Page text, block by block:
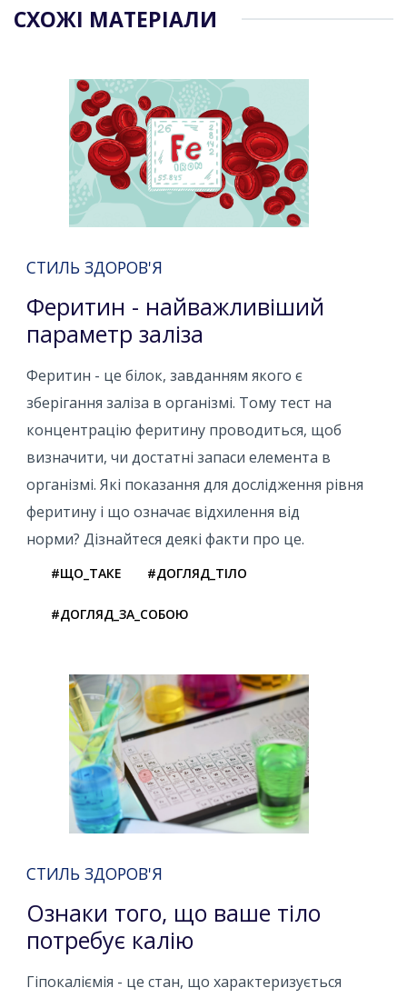
СХОЖІ МАТЕРІАЛИ
СТИЛЬ ЗДОРОВ'Я
Феритин - найважливіший
параметр заліза
Феритин - це білок, завданням якого є
зберігання заліза в організмі. Тому тест на
концентрацію феритину проводиться, щоб
визначити, чи достатні запаси елемента в
організмі. Які показання для дослідження рівня
феритину і що означає відхилення від
норми? Дізнайтеся деякі факти про це.
#ЩО_ТАКЕ #ДОГЛЯД_ТІЛО
#ДОГЛЯД_ЗА_СОБОЮ
СТИЛЬ ЗДОРОВ'Я
Ознаки того, що ваше тіло
потребує калію
Гіпокаліємія - це стан, що характеризується